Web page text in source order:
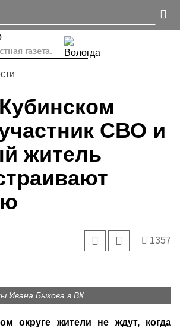
газета.
СВО и
житель
1357
Ивана Быкова в ВК
округе жители не ждут, когда